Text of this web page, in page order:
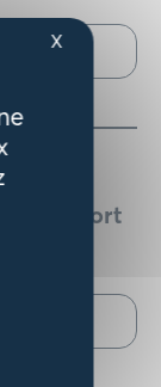
X
et
– Rapport
et